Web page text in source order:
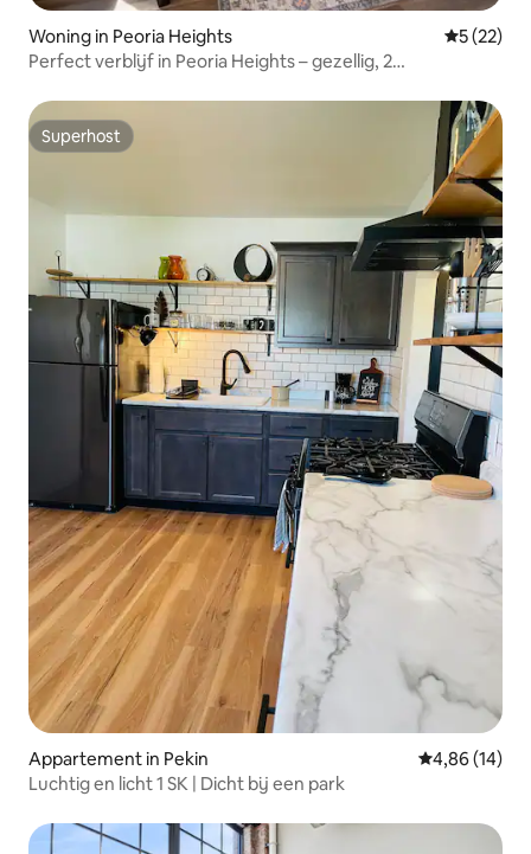
Woning in Peoria Heights
5 (22)
Perfect verblijf in Peoria Heights – gezellig, 2
Superhost
Superhost
Appartement in Pekin Gemiddelde
4,86 (14)
Luchtig en licht 1 SK | Dicht bij een park